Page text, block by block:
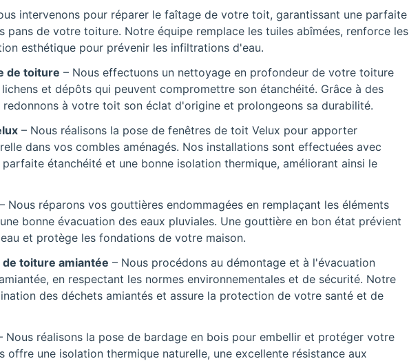
intervenons pour réparer le faîtage de votre toit, garantissant une parfaite
pans de votre toiture. Notre équipe remplace les tuiles abîmées, renforce les
esthétique pour prévenir les infiltrations d'eau.
de toiture – Nous effectuons un nettoyage en profondeur de votre toiture
et dépôts qui peuvent compromettre son étanchéité. Grâce à des
redonnons à votre toit son éclat d'origine et prolongeons sa durabilité.
– Nous réalisons la pose de fenêtres de toit Velux pour apporter
dans vos combles aménagés. Nos installations sont effectuées avec
étanchéité et une bonne isolation thermique, améliorant ainsi le
Nous réparons vos gouttières endommagées en remplaçant les éléments
bonne évacuation des eaux pluviales. Une gouttière en bon état prévient
et protège les fondations de votre maison.
toiture amiantée – Nous procédons au démontage et à l'évacuation
en respectant les normes environnementales et de sécurité. Notre
des déchets amiantés et assure la protection de votre santé et de
Nous réalisons la pose de bardage en bois pour embellir et protéger votre
offre une isolation thermique naturelle, une excellente résistance aux